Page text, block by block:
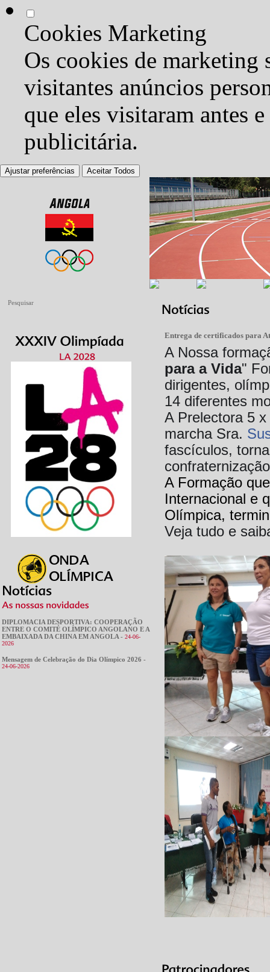
Cookies Marketing
Os cookies de marketing
visitantes anúncios
que eles visitaram antes
publicitária.
Ajustar preferências Aceitar Todos
DIPLOMACIA DESPORTIVA: COOPERAÇÃO
ENTRE O COMITÉ OLÍMPICO ANGOLANO E A
EMBAIXADA DA CHINA EM ANGOLA - 24-06-
2026
Mensagem de Celebração do Dia Olímpico 2026 -
24-06-2026
Entrega de certificados para
A Nossa
para a Vida"
dirigentes,
14 diferentes
A Prelectora 5
marcha Sra.
fascículos,
A Formação
Internacional e
Olímpica,
Veja tudo e